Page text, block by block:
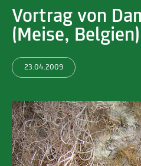
Vortrag von
(Meise, Belgien)
23.04.2009